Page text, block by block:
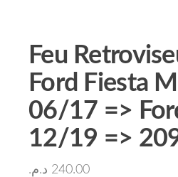
Feu
Ford Fiesta
06/17 =>
12/19 =>
240.00 د.م.